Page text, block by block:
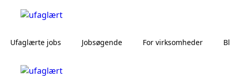
Ufaglærte jobs Jobsøgende For virksomheder